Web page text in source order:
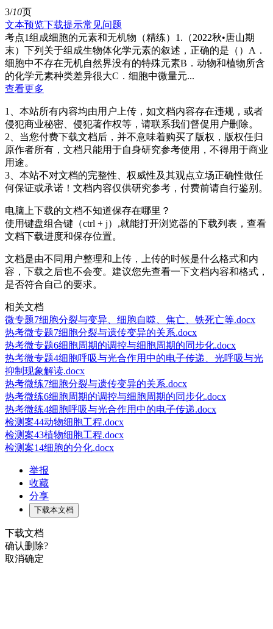
3/10页
文本预览下载提示常见问题
考点1组成细胞的元素和无机物（精练）1.（2022秋•唐山期
末）下列关于组成生物体化学元素的叙述，正确的是（）A．
细胞中不存在无机自然界没有的特殊元素B．动物和植物所含
的化学元素种类差异很大C．细胞中微量元...
查看更多
1、本站所有内容均由用户上传，如文档内容存在违规，或者
侵犯商业秘密、侵犯著作权等，请联系我们督促用户删除。
2、当您付费下载文档后，并不意味着购买了版权，版权任归
原作者所有，文档只能用于自身研究参考使用，不得用于商业
用途。
3、本站不对文档的完整性、权威性及其观点立场正确性做任
何保证或承诺！文档内容仅供研究参考，付费前请自行鉴别。
电脑上下载的文档不知道保存在哪里？
使用键盘组合键（ctrl + j）,就能打开浏览器的下载列表，查看
文档下载进度和保存位置。
文档是由不同用户整理和上传，上传的时候是什么格式和内
容，下载之后也不会变。建议您先查看一下文档内容和格式，
是否符合自己的要求。
相关文档
微专题7细胞分裂与变异、细胞自噬、焦亡、铁死亡等.docx
热考微专题7细胞分裂与遗传变异的关系.docx
热考微专题6细胞周期的调控与细胞周期的同步化.docx
热考微专题4细胞呼吸与光合作用中的电子传递、光呼吸与光
抑制现象解读.docx
热考微练7细胞分裂与遗传变异的关系.docx
热考微练6细胞周期的调控与细胞周期的同步化.docx
热考微练4细胞呼吸与光合作用中的电子传递.docx
检测案44动物细胞工程.docx
检测案43植物细胞工程.docx
检测案14细胞的分化.docx
举报
收藏
分享
下载本文档
下载文档
确认删除?
取消确定